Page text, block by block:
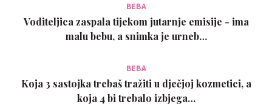
BEBA
Voditeljica zaspala tijekom jutarnje emisije - ima
malu bebu, a snimka je urneb…
BEBA
Koja 3 sastojka trebaš tražiti u dječjoj kozmetici, a
koja 4 bi trebalo izbjega…